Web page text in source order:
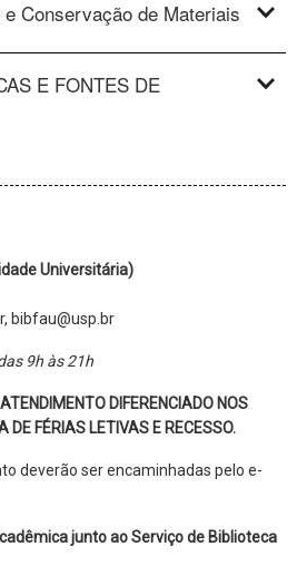
Conservação de Materiais
E FONTES DE
Universitária)
bibfau@usp.br
9h às 21h
DIFERENCIADO NOS
DE FÉRIAS LETIVAS E RECESSO.
deverão ser encaminhadas pelo e-
junto ao Serviço de Biblioteca